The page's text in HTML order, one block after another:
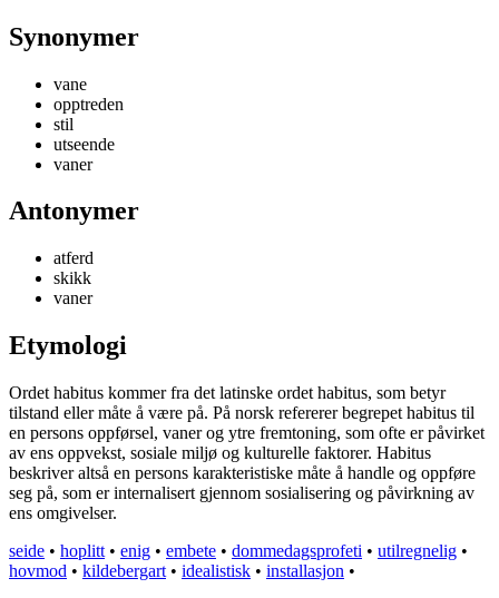
Synonymer
vane
opptreden
stil
utseende
vaner
Antonymer
atferd
skikk
vaner
Etymologi
Ordet habitus kommer fra det latinske ordet habitus, som betyr
tilstand eller måte å være på. På norsk refererer begrepet habitus til
en persons oppførsel, vaner og ytre fremtoning, som ofte er påvirket
av ens oppvekst, sosiale miljø og kulturelle faktorer. Habitus
beskriver altså en persons karakteristiske måte å handle og oppføre
seg på, som er internalisert gjennom sosialisering og påvirkning av
ens omgivelser.
seide • hoplitt • enig • embete • dommedagsprofeti • utilregnelig •
hovmod • kildebergart • idealistisk • installasjon •